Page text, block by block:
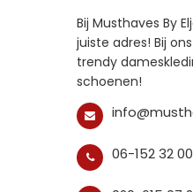
Bij Musthaves By
juiste adres! Bij
trendy
schoenen!
06-152 32